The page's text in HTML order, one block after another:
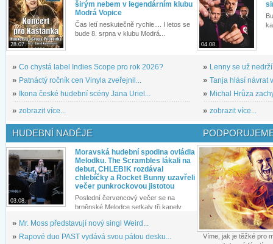
28.07.
širým nebem v legendárním klubu
Modrá Vopice
Čas letí neskutečně rychle.... I letos se
bude 8. srpna v klubu Modrá...
» Co chystá label Indies Scope pro rok 2026?
» Patnáctý ročník cen Vinyla zveřejnil...
» Ikona české hudební scény Jana Uriel...
» zobrazit více...
04.08.
» Lenny se už
» Tanja hlásí návrat
» Michal Hrůza
» zobrazit více...
HUDEBNÍ NADĚJE
03.08.
Moravská hudební spodina ovládla
Melodku. The Scrambles lákali na
debut, CHLEB!K rozdával
chlebíčky a Rocket Bunny uzavřeli
večer punkrockovou jistotou
Poslední červencový večer se na
brněnské Melodce setkaly tři kapely...
» Mr. Moss představují nový singl Weird...
» Rapové duo PAST vydává svou pátou desku...
Víme, jak je těžké pro